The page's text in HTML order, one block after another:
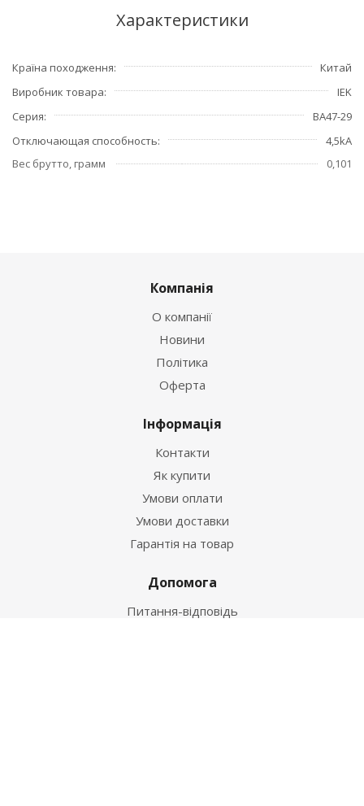
Характеристики
Країна походження
Китай
Виробник товара
IEK
Серия
ВА47-29
Отключающая способность
4,5kA
Вес брутто, грамм
0,101
Компанія
О компанії
Новини
Політика
Оферта
Інформація
Контакти
Як купити
Умови оплати
Умови доставки
Гарантія на товар
Допомога
Питання-відповідь